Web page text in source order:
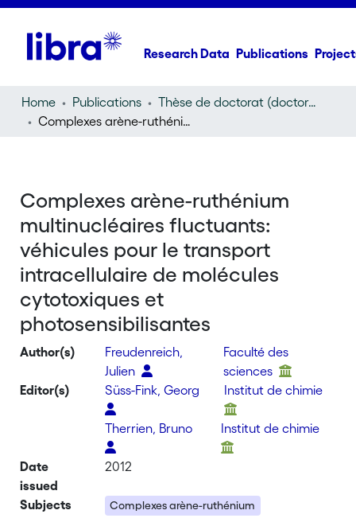
Research Data Publications
Home Publications
Thèse de doctorat (doctoral thesis)
Complexes arène-ruthénium multinucléaires fluctuants: véhicules pour le transport intracellulaire de molécules cytotoxiques et photosensibilisantes
Complexes arène-ruthénium
multinucléaires fluctuants:
véhicules pour le transport
intracellulaire de molécules
cytotoxiques et
photosensibilisantes
Author(s)
Freudenreich,
Julien
Faculté des
sciences
Editor(s)
Süss-Fink, Georg Institut de chimie
Therrien, Bruno Institut de chimie
Date
issued
2012
Subjects
Complexes arène-ruthénium